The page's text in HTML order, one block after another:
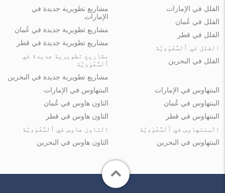
الفلل في الإمارات
الفلل في عُمان
الفلل في قطر
الفلل في ٱلسُّعُوْدِيَّة
الفلل في البحرين
مشاريع تطويرية جديدة في
الإمارات
مشاريع تطويرية جديدة في عُمان
مشاريع تطويرية جديدة في قطر
مشاريع تطويرية جديدة في
ٱلسُّعُوْدِيَّة
مشاريع تطويرية جديدة في البحرين
البنتهاوس في الإمارات
البنتهاوس في عُمان
البنتهاوس في قطر
البنتهاوس في ٱلسُّعُوْدِيَّة
البنتهاوس في البحرين
البنتهاوس في الإمارات
التاون هاوس في عُمان
التاون هاوس في قطر
التاون هاوس في ٱلسُّعُوْدِيَّة
التاون هاوس في البحرين